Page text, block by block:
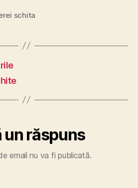
schita
un răspuns
email nu va fi publicată.